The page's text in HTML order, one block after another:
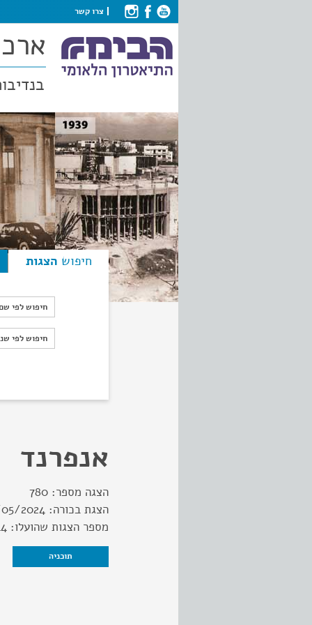
צרו קשר
חיפוש הצגות
חיפוש לפי
חיפוש לפי
חיפוש לפי
אנפרנד
הצגה מספר: 780
הצגת בכורה: 2024
מספר הצגות שהועלו:
תוכניה